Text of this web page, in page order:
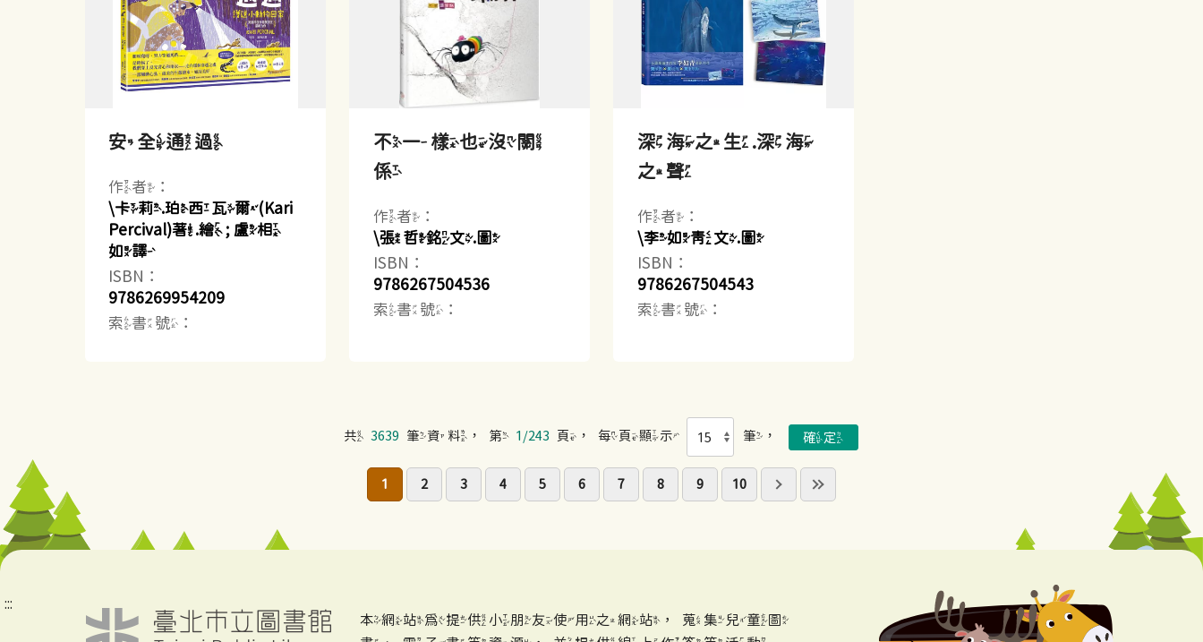
安全通過
作者：
\卡莉.珀西瓦爾(Kari
Percival)著.繪 ; 盧相
如譯
ISBN：
9786269954209
索書號：
不一樣也沒關
係
作者：
\張哲銘文.圖
ISBN：
9786267504536
索書號：
深海之生.深海
之聲
作者：
\李如青文.圖
ISBN：
9786267504543
索書號：
共 3639 筆資料，第 1/243 頁，每頁顯示 筆，
1 2 3 4 5 6 7 8 9 10
:::
本網站為提供小朋友使用之網站，蒐集兒童圖